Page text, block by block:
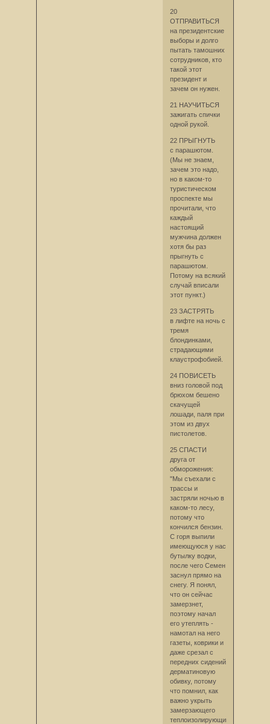
20
ОТПРАВИТЬСЯ
на президентские
выборы и долго
пытать тамошних
сотрудников, кто
такой этот
президент и
зачем он нужен.
21 НАУЧИТЬСЯ
зажигать спички
одной рукой.
22 ПРЫГНУТЬ
с парашютом.
(Мы не знаем,
зачем это надо,
но в каком-то
туристическом
проспекте мы
прочитали, что
каждый
настоящий
мужчина должен
хотя бы раз
прыгнуть с
парашютом.
Потому на всякий
случай вписали
этот пункт.)
23 ЗАСТРЯТЬ
в лифте на ночь с
тремя
блондинками,
страдающими
клаустрофобией.
24 ПОВИСЕТЬ
вниз головой под
брюхом бешено
скачущей
лошади, паля при
этом из двух
пистолетов.
25 СПАСТИ
друга от
обморожения:
"Мы съехали с
трассы и
застряли ночью в
каком-то лесу,
потому что
кончился бензин.
С горя выпили
имеющуюся у нас
бутылку водки,
после чего Семен
заснул прямо на
снегу. Я понял,
что он сейчас
замерзнет,
поэтому начал
его утеплять -
намотал на него
газеты, коврики и
даже срезал с
передних сидений
дерматиновую
обивку, потому
что помнил, как
важно укрыть
замерзающего
теплоизолирующим